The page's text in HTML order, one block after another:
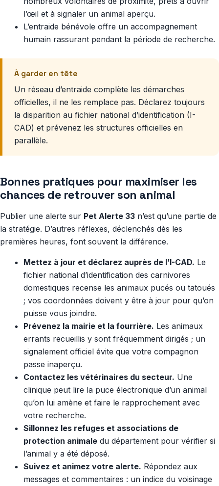
l’œil et à signaler un animal aperçu.
L’entraide bénévole offre un accompagnement
humain rassurant pendant la période de recherche.
À garder en tête
Un réseau d’entraide complète les démarches
officielles, il ne les remplace pas. Déclarez toujours
la disparition au fichier national d’identification (I-
CAD) et prévenez les structures officielles en
parallèle.
Bonnes pratiques pour maximiser les
chances de retrouver son animal
Publier une alerte sur Pet Alerte 33 n’est qu’une partie de
la stratégie. D’autres réflexes, déclenchés dès les
premières heures, font souvent la différence.
Mettez à jour et déclarez auprès de l’I-CAD. Le
fichier national d’identification des carnivores
domestiques recense les animaux pucés ou tatoués
; vos coordonnées doivent y être à jour pour qu’on
puisse vous joindre.
Prévenez la mairie et la fourrière. Les animaux
errants recueillis y sont fréquemment dirigés ; un
signalement officiel évite que votre compagnon
passe inaperçu.
Contactez les vétérinaires du secteur. Une
clinique peut lire la puce électronique d’un animal
qu’on lui amène et faire le rapprochement avec
votre recherche.
Sillonnez les refuges et associations de
protection animale du département pour vérifier si
l’animal y a été déposé.
Suivez et animez votre alerte. Répondez aux
messages et commentaires : un indice du voisinage